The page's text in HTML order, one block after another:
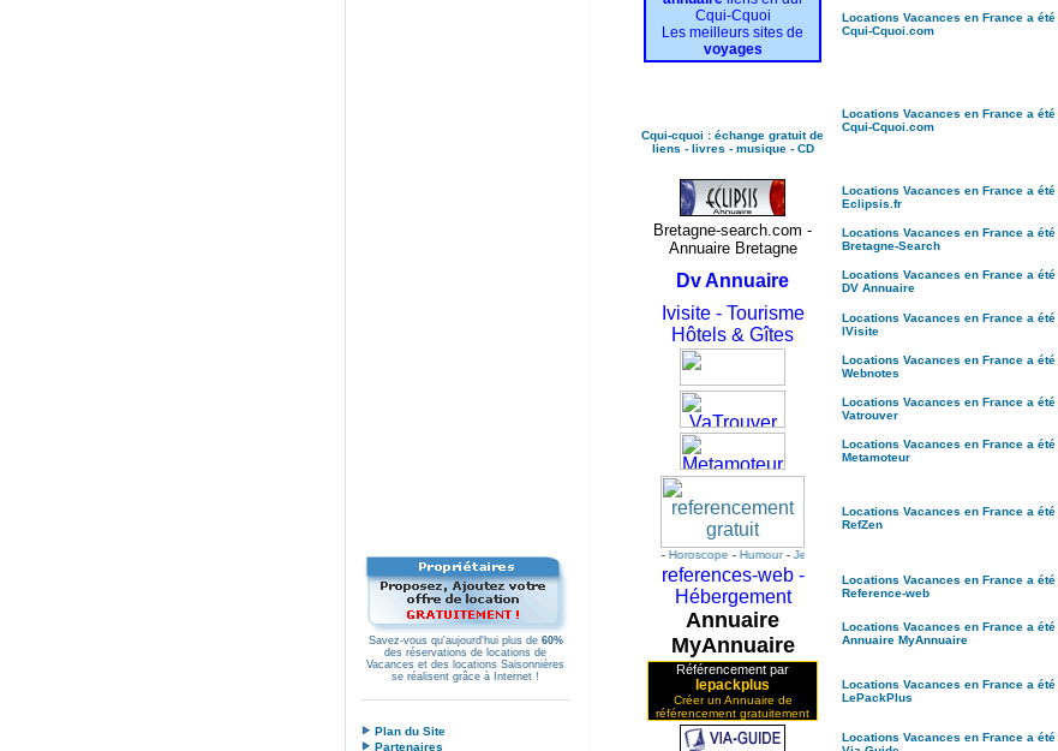
Savez-vous qu'aujourd'hui plus de 60%
des réservations de locations de
Vacances et des locations Saisonnières
se réalisent grâce à Internet !
Plan du Site
Partenaires
Cqui-Cquoi
Les meilleurs sites de
voyages
Locations Vacances en France a été
Cqui-Cquoi.com
Cqui-cquoi : échange gratuit de
liens - livres - musique - CD
Locations Vacances en France a été
Cqui-Cquoi.com
Locations Vacances en France a été
Eclipsis.fr
Bretagne-search.com -
Annuaire Bretagne
Locations Vacances en France a été
Bretagne-Search
Dv Annuaire Locations Vacances en France a été
DV Annuaire
Ivisite - Tourisme
Hôtels & Gîtes
Locations Vacances en France a été
IVisite
Locations Vacances en France a été
Webnotes
Locations Vacances en France a été
Vatrouver
Locations Vacances en France a été
Metamoteur
Adsl-Annuaire-Antivirus-Astuce- Horoscope-Humour-Jeux-
Locations Vacances en France a été
RefZen
references-web -
Hébergement
Locations Vacances en France a été
Reference-web
Annuaire
MyAnnuaire
Locations Vacances en France a été
Annuaire MyAnnuaire
Référencement par
lepackplus
Créer un Annuaire de
référencement gratuitement
Locations Vacances en France a été
LePackPlus
Locations Vacances en France a été